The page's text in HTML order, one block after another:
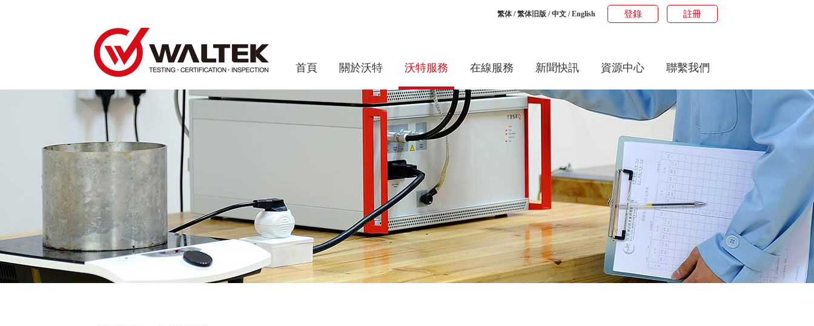
登錄 註冊
繁体/繁体旧版/中文/English
首頁 關於沃特 沃特服務 在線服務 新聞快訊 資源中心 聯繫我們